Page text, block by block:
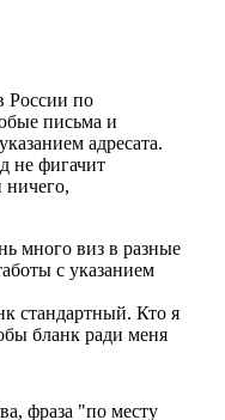
России по
письма и
адресата.
не фигачит
ничего,
много виз в разные
с указанием
стандартный. Кто я
бланк ради меня
фраза "по месту